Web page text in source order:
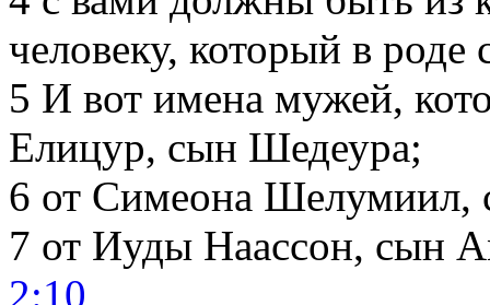
человеку, который в
5 И вот имена мужей,
Елицур, сын Шедеура;
6 от Симеона
7 от Иуды Наассон, сын
2:10